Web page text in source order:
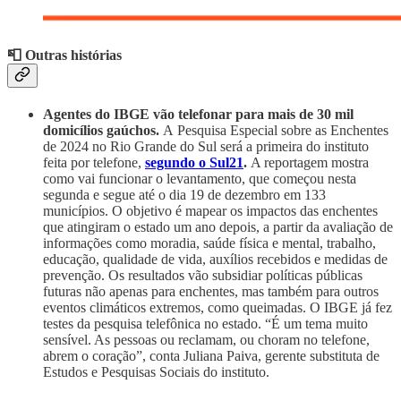
📮 Outras histórias
Agentes do IBGE vão telefonar para mais de 30 mil
domicílios gaúchos. A Pesquisa Especial sobre as Enchentes
de 2024 no Rio Grande do Sul será a primeira do instituto
feita por telefone, segundo o Sul21. A reportagem mostra
como vai funcionar o levantamento, que começou nesta
segunda e segue até o dia 19 de dezembro em 133
municípios. O objetivo é mapear os impactos das enchentes
que atingiram o estado um ano depois, a partir da avaliação de
informações como moradia, saúde física e mental, trabalho,
educação, qualidade de vida, auxílios recebidos e medidas de
prevenção. Os resultados vão subsidiar políticas públicas
futuras não apenas para enchentes, mas também para outros
eventos climáticos extremos, como queimadas. O IBGE já fez
testes da pesquisa telefônica no estado. “É um tema muito
sensível. As pessoas ou reclamam, ou choram no telefone,
abrem o coração”, conta Juliana Paiva, gerente substituta de
Estudos e Pesquisas Sociais do instituto.